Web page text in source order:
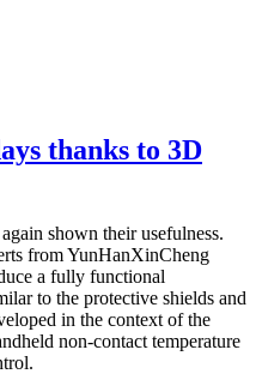
thanks to 3D
shown their usefulness.
from YunHanXinCheng
a fully functional
to the protective shields and
in the context of the
non-contact temperature